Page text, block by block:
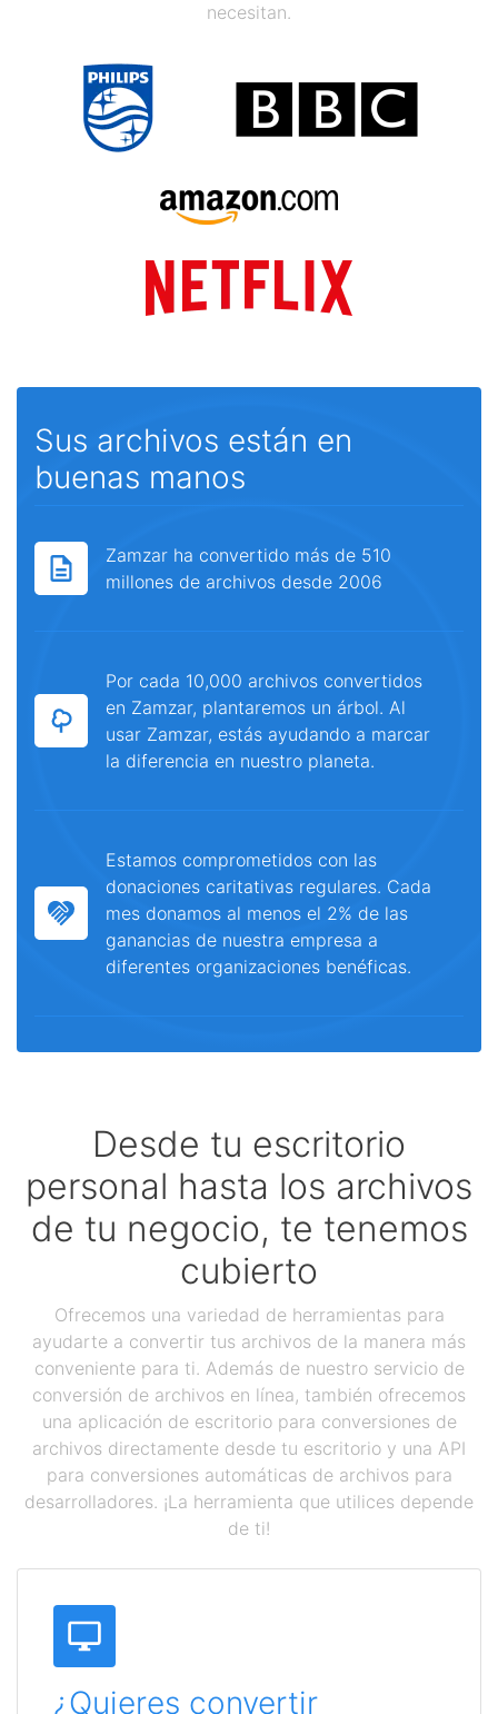
necesitan.
Sus archivos están en
buenas manos
Zamzar ha convertido más de 510
millones de archivos desde 2006
Por cada 10,000 archivos convertidos
en Zamzar, plantaremos un árbol. Al
usar Zamzar, estás ayudando a marcar
la diferencia en nuestro planeta.
Estamos comprometidos con las
donaciones caritativas regulares. Cada
mes donamos al menos el 2% de las
ganancias de nuestra empresa a
diferentes organizaciones benéficas.
Desde tu escritorio
personal hasta los archivos
de tu negocio, te tenemos
cubierto
Ofrecemos una variedad de herramientas para
ayudarte a convertir tus archivos de la manera más
conveniente para ti. Además de nuestro servicio de
conversión de archivos en línea, también ofrecemos
una aplicación de escritorio para conversiones de
archivos directamente desde tu escritorio y una API
para conversiones automáticas de archivos para
desarrolladores. ¡La herramienta que utilices depende
de ti!
¿Quieres convertir